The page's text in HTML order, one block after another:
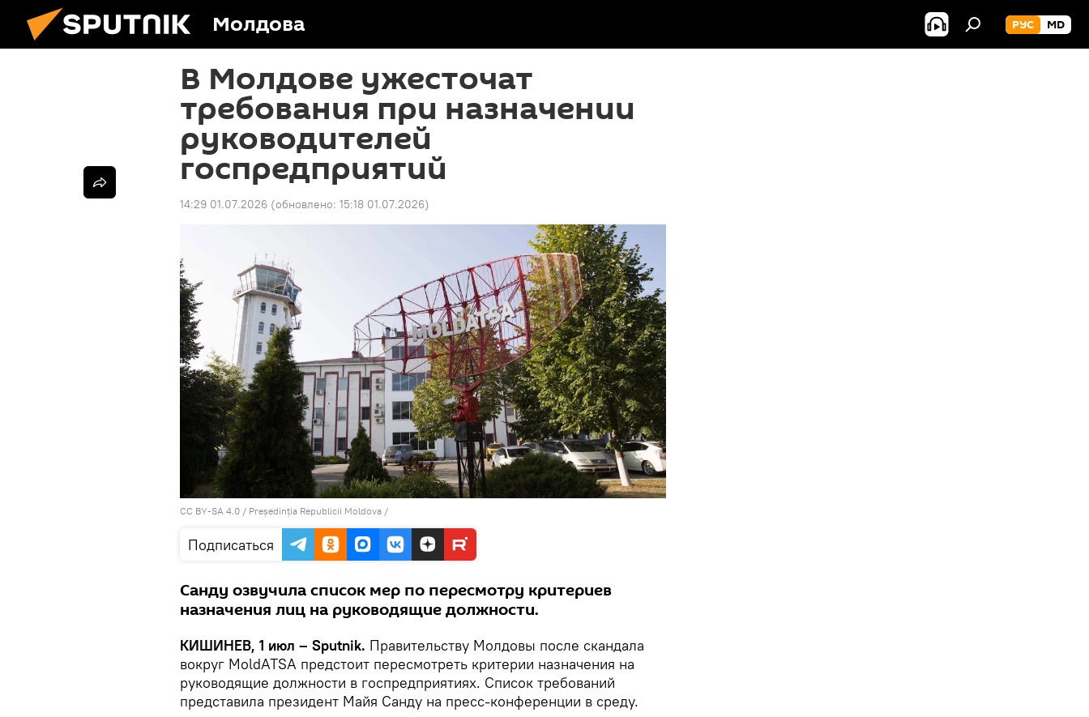
Молдова РУС MD
В Молдове ужесточат
требования при назначении
руководителей
госпредприятий
14:29 01.07.2026 (обновлено: 15:18 01.07.2026)
CC BY-SA 4.0 / Președinția Republicii Moldova /
Подписаться
Санду озвучила список мер по пересмотру критериев
назначения лиц на руководящие должности.
КИШИНЕВ, 1 июл – Sputnik. Правительству Молдовы после скандала
вокруг MoldATSA предстоит пересмотреть критерии назначения на
руководящие должности в госпредприятиях. Список требований
представила президент Майя Санду на пресс-конференции в среду.